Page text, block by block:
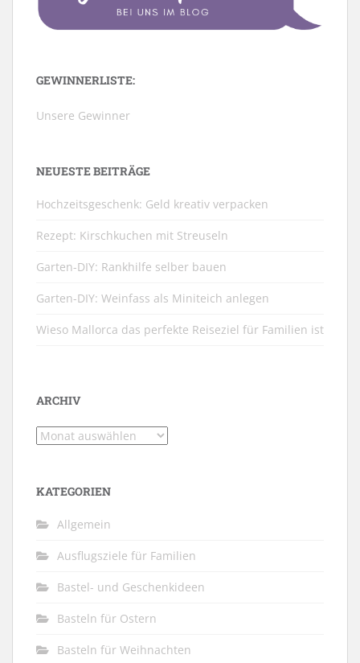
GEWINNERLISTE:
Unsere Gewinner
NEUESTE BEITRÄGE
Hochzeitsgeschenk: Geld kreativ verpacken
Rezept: Kirschkuchen mit Streuseln
Garten-DIY: Rankhilfe selber bauen
Garten-DIY: Weinfass als Miniteich anlegen
Wieso Mallorca das perfekte Reiseziel für Familien ist
ARCHIV
Archiv
KATEGORIEN
Allgemein
Ausflugsziele für Familien
Bastel- und Geschenkideen
Basteln für Ostern
Basteln für Weihnachten